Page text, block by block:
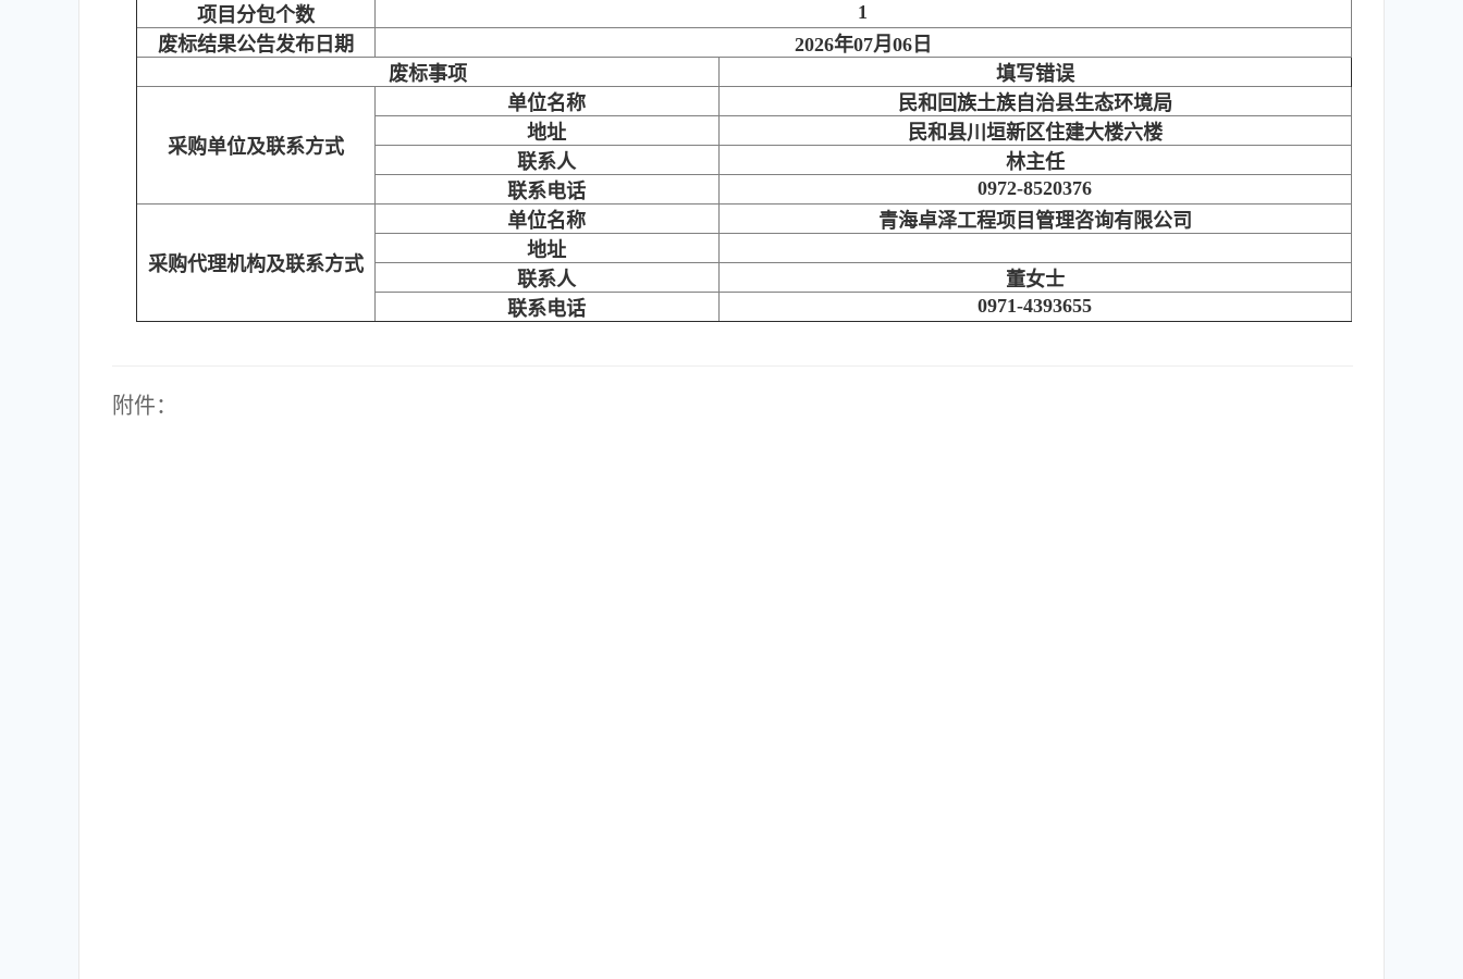
项目分包个数
1
废标结果公告发布日期
2026年07月06日
废标事项
填写错误
采购单位及联系方式
单位名称
民和回族土族自治县生态环境局
地址
民和县川垣新区住建大楼六楼
联系人
林主任
联系电话
0972-8520376
采购代理机构及联系方式
单位名称
青海卓泽工程项目管理咨询有限公司
地址
联系人
董女士
联系电话
0971-4393655
附件：